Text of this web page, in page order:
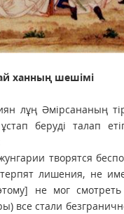
ханның шешімі
лұң Әмірсананың
беруді талап
творятся
лишения, не
не мог
все стали